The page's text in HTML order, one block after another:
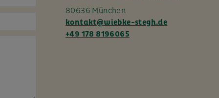
80636 München
kontakt@wiebke-stegh.de
+49 178 8196065